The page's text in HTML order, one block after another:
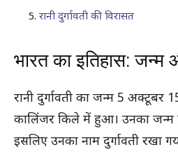
रानी दुर्गावती की विरासत
भारत का इतिहास:
रानी दुर्गावती का जन्म 5 अक्टूबर
कालिंजर किले में हुआ। उनका जन्म
इसलिए उनका नाम दुर्गावती रखा